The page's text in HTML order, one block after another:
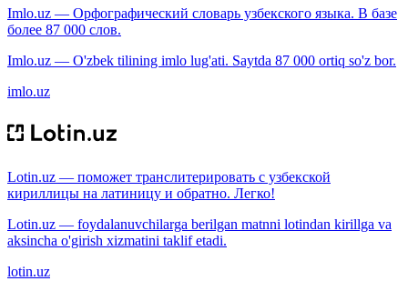
Imlo.uz — Орфографический словарь узбекского языка. В базе
более 87 000 слов.
Imlo.uz — O'zbek tilining imlo lug'ati. Saytda 87 000 ortiq so'z bor.
imlo.uz
Lotin.uz — поможет транслитерировать с узбекской
кириллицы на латиницу и обратно. Легко!
Lotin.uz — foydalanuvchilarga berilgan matnni lotindan kirillga va
aksincha o'girish xizmatini taklif etadi.
lotin.uz